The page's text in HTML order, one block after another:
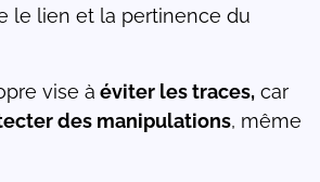
le lien et la pertinence du
vise à éviter les traces, car
des manipulations, même